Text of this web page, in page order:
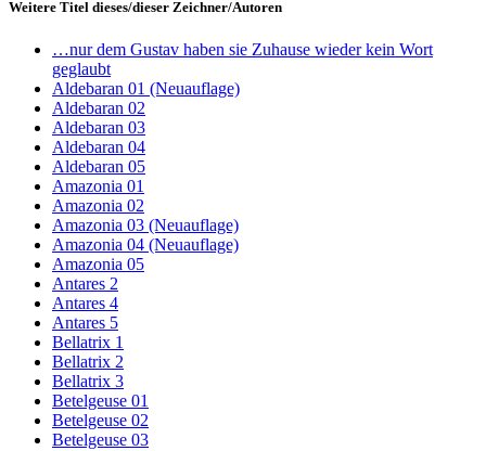
Weitere Titel dieses/dieser Zeichner/Autoren
…nur dem Gustav haben sie Zuhause wieder kein Wort
geglaubt
Aldebaran 01 (Neuauflage)
Aldebaran 02
Aldebaran 03
Aldebaran 04
Aldebaran 05
Amazonia 01
Amazonia 02
Amazonia 03 (Neuauflage)
Amazonia 04 (Neuauflage)
Amazonia 05
Antares 2
Antares 4
Antares 5
Bellatrix 1
Bellatrix 2
Bellatrix 3
Betelgeuse 01
Betelgeuse 02
Betelgeuse 03